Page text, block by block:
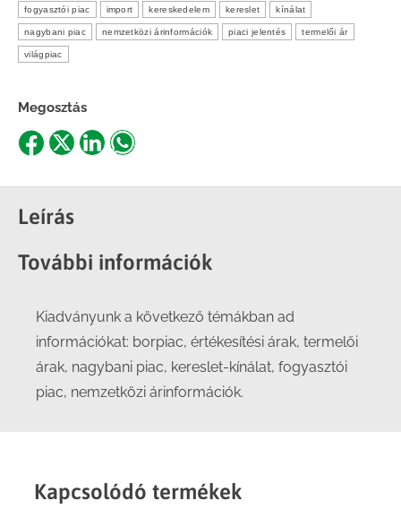
fogyasztói piac import kereskedelem kereslet kínálat
nagybani piac nemzetközi árinformációk piaci jelentés termelői ár
világpiac
Megosztás
Share
Facebook
Share
X
ShareShare
Leírás
További információk
Kiadványunk a következő témákban ad
információkat: borpiac, értékesítési árak, termelői
árak, nagybani piac, kereslet-kínálat, fogyasztói
piac, nemzetközi árinformációk.
Kapcsolódó termékek